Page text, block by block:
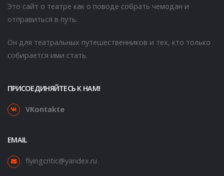
Это сайт о театре как о поводе собрать чемодан и
отправиться в путь.
Он для театральных путешественников и тех, кто только
собирается ими стать.
ПРИСОЕДИНЯЙТЕСЬ К НАМ!
VKontakte
EMAIL
flyingcritic@yandex.ru